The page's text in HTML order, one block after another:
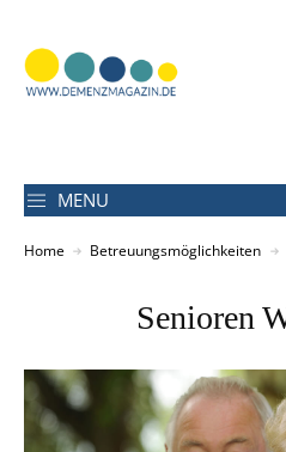
MENU
Home Betreuungsmöglichkeiten
Senioren